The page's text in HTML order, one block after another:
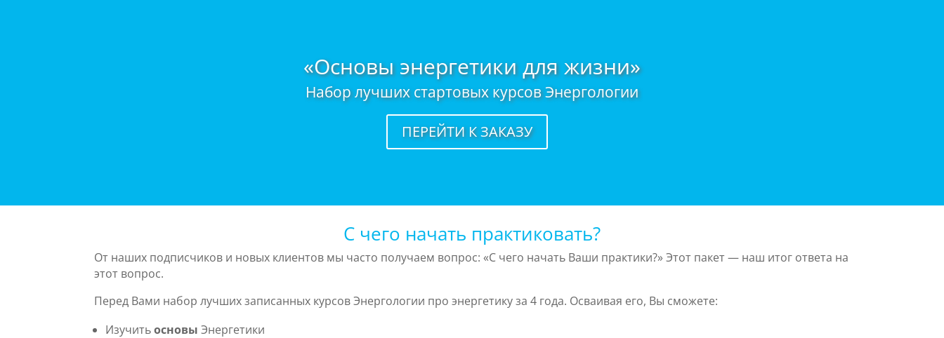
«Основы энергетики для жизни»
Набор лучших стартовых курсов Энергологии
ПЕРЕЙТИ К ЗАКАЗУ
С чего начать практиковать?
От наших подписчиков и новых клиентов мы часто получаем вопрос: «С чего начать Ваши практики?» Этот пакет — наш итог ответа на
этот вопрос.
Перед Вами набор лучших записанных курсов Энергологии про энергетику за 4 года. Осваивая его, Вы сможете:
Изучитьосновы Энергетики